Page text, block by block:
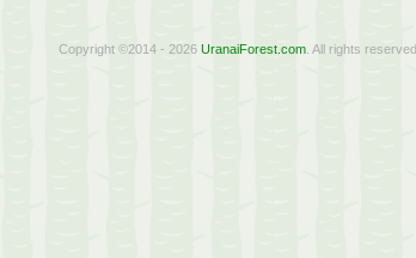
Copyright ©2014 - 2026 UranaiForest.com. All rights reserved.